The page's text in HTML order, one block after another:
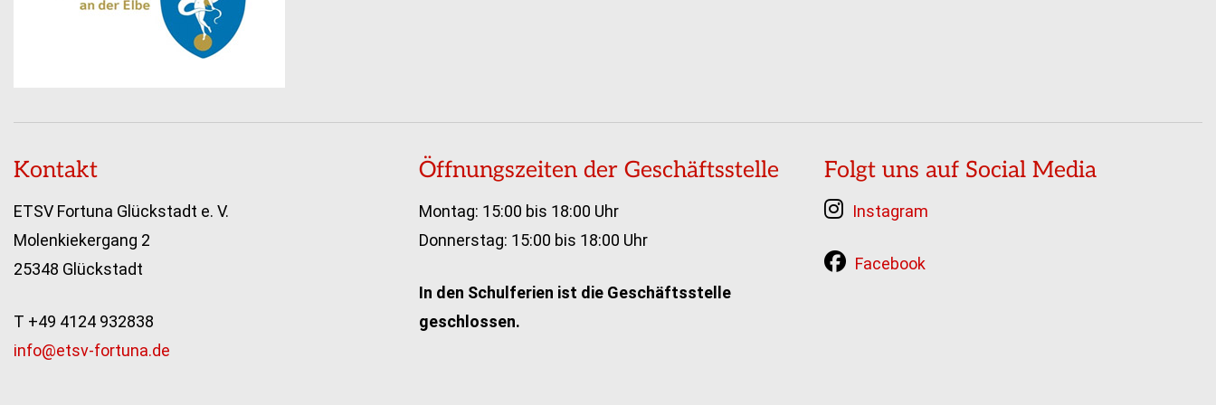
Kontakt
ETSV Fortuna Glückstadt e. V.
Molenkiekergang 2
25348 Glückstadt
T +49 4124 932838
info@etsv-fortuna.de
Öffnungszeiten der Geschäftsstelle
Montag: 15:00 bis 18:00 Uhr
Donnerstag: 15:00 bis 18:00 Uhr
In den Schulferien ist die Geschäftsstelle
geschlossen.
Folgt uns auf Social Media
Instagram
Facebook